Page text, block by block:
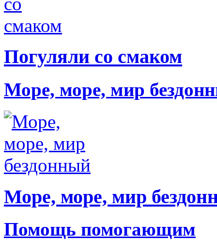
Погуляли со смаком
Море, море, мир
Море, море, мир
Помощь помогающим